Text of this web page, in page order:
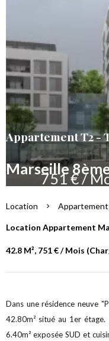
Appartement T2 -
Marseille
751 € /
Location Appartement
Location Appartement
42.8 M², 751 € / Mois
Dans une résidence neuve
42.80m² situé au 1er
6.40m² exposée SUD et